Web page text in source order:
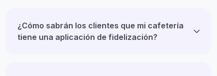
¿Cómo sabrán los clientes que mi cafetería
tiene una aplicación de fidelización?